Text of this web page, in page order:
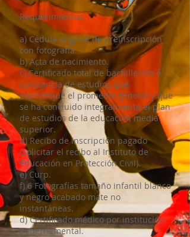
Requerimientos:
a) Cédula original de preinscripción
con fotografía.
b) Acta de nacimiento.
c) Certificado total de bachillerato o
constancia de estudios que
especifique el promedio general y que
se ha concluido integralmente el plan
de estudios de la educación media
superior.
d) Recibo de inscripción pagado
(Solicitar el recibo al Instituto de
Educación en Protección Civil).
e) Curp.
f) 6 Fotografías tamaño infantil blanco
y negro acabado mate no
instantáneas.
d) Certificado médico por institución
gubernamental.